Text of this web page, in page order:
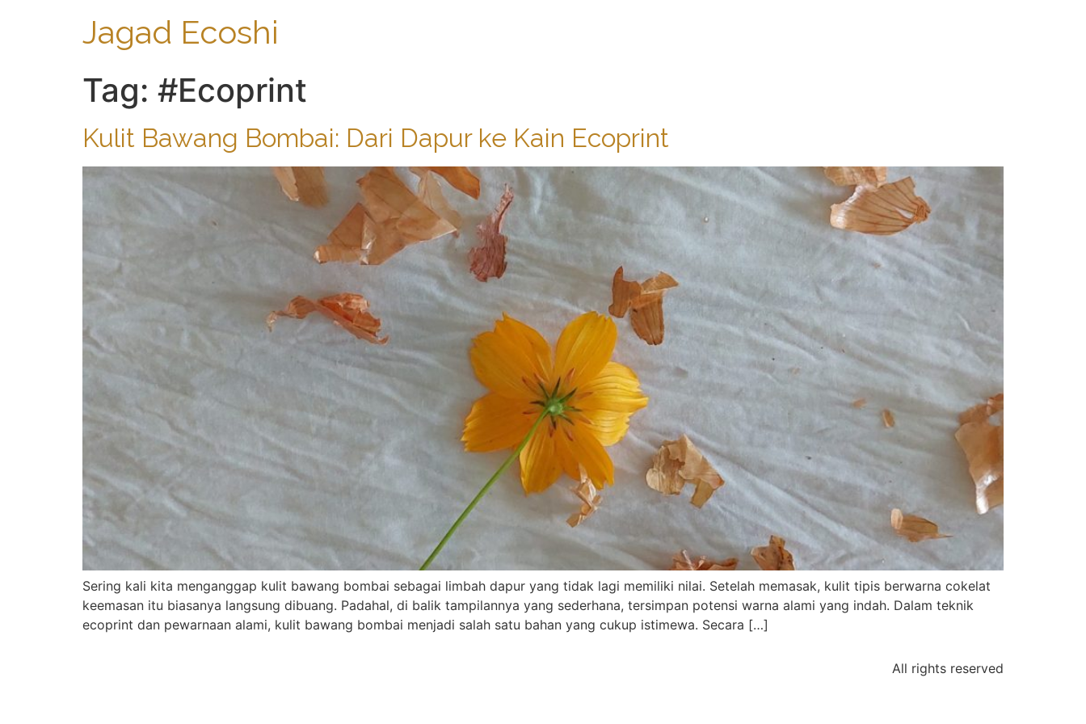
Jagad Ecoshi
Tag: #Ecoprint
Kulit Bawang Bombai: Dari Dapur ke Kain Ecoprint
Sering kali kita menganggap kulit bawang bombai sebagai limbah dapur yang tidak lagi memiliki nilai. Setelah memasak, kulit tipis berwarna cokelat
keemasan itu biasanya langsung dibuang. Padahal, di balik tampilannya yang sederhana, tersimpan potensi warna alami yang indah. Dalam teknik
ecoprint dan pewarnaan alami, kulit bawang bombai menjadi salah satu bahan yang cukup istimewa. Secara […]
All rights reserved